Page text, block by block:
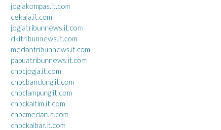
jogjakompas.it.com
cekaja.it.com
jogjatribunnews.it.com
dkitribunnews.it.com
medantribunnews.it.com
papuatribunnews.it.com
cnbcjogja.it.com
cnbcbandung.it.com
cnbclampung.it.com
cnbckaltim.it.com
cnbcmedan.it.com
cnbckalbar.it.com